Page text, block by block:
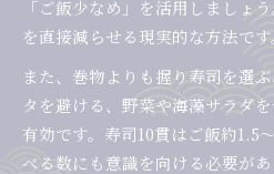
「ご飯少なめ」を活用しましょ
を直接減らせる現実的な方法です
また、巻物よりも握り寿司を選
タを避ける、野菜や海藻サラダ
有効です。寿司10貫はご飯約1.5
べる数にも意識を向ける必要があ